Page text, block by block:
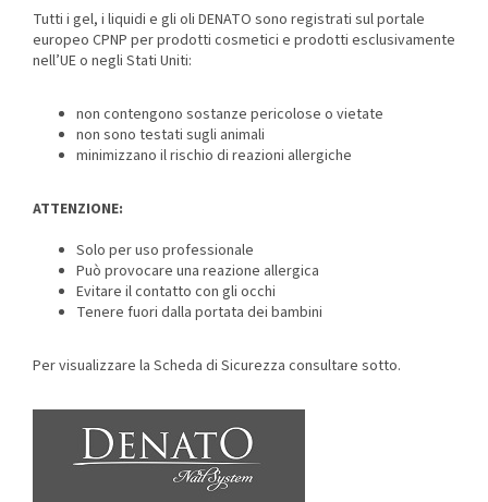
Tutti i gel, i liquidi e gli oli DENATO sono registrati sul portale
europeo CPNP per prodotti cosmetici e prodotti esclusivamente
nell’UE o negli Stati Uniti:
non contengono sostanze pericolose o vietate
non sono testati sugli animali
minimizzano il rischio di reazioni allergiche
ATTENZIONE:
Solo per uso professionale
Può provocare una reazione allergica
Evitare il contatto con gli occhi
Tenere fuori dalla portata dei bambini
Per visualizzare la Scheda di Sicurezza consultare sotto.